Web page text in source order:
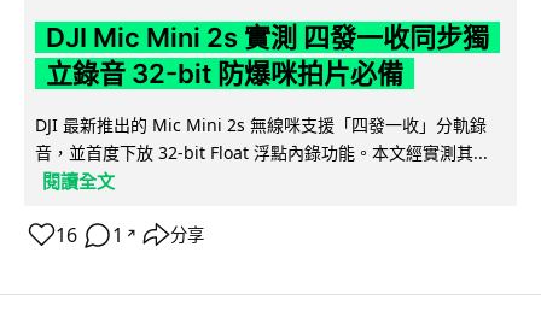
DJI Mic Mini 2s 實測 四發一收同步獨
立錄音 32-bit 防爆咪拍片必備
DJI 最新推出的 Mic Mini 2s 無線咪支援「四發一收」分軌錄
音，並首度下放 32-bit Float 浮點內錄功能。本文經實測其...
閱讀全文
16 1 ↗ 分享